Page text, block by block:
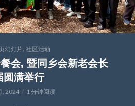
幻灯片, 社区活动
会, 暨同乡会新老会长
圆满举行
, 2024 1 分钟阅读